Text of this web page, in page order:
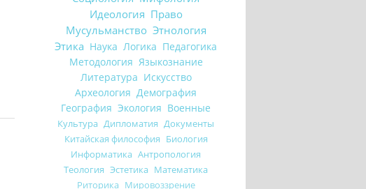
Идеология Право
Мусульманство Этнология
Этика Наука Логика Педагогика
Методология Языкознание
Литература Искусство
Археология Демография
География Экология Военные
Культура Дипломатия Документы
Китайская философия Биология
Информатика Антропология
Теология Эстетика Математика
Риторика Мировоззрение